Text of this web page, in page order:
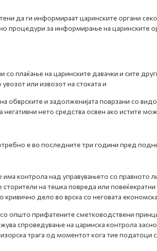
да ги информираат царинските органи
процедури за информирање на царинските
плаќање на царинските давачки и сите
или извозот на стоката и
обврските и задолженијата поврзани со
негативни нето средства освен ако истите
е во последните три години пред
контрола над управувањето со правното
на тешка повреда или
дело во врска со неговата
општо прифатените сметководствени
спроведување на царинска контрола
трага од моментот кога тие податоци